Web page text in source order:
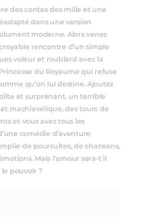
des contes des mille et une
dans une version
moderne. Alors venez
rencontre d’un simple
voleur et roublard avec la
du Royaume qui refuse
qu’on lui destine. Ajoutez
et surprenant, un terrible
machiavélique, des tours de
et vous avez tous les
comédie d’aventure
de poursuites, de chansons,
Mais l’amour sera-t il
pouvoir ?